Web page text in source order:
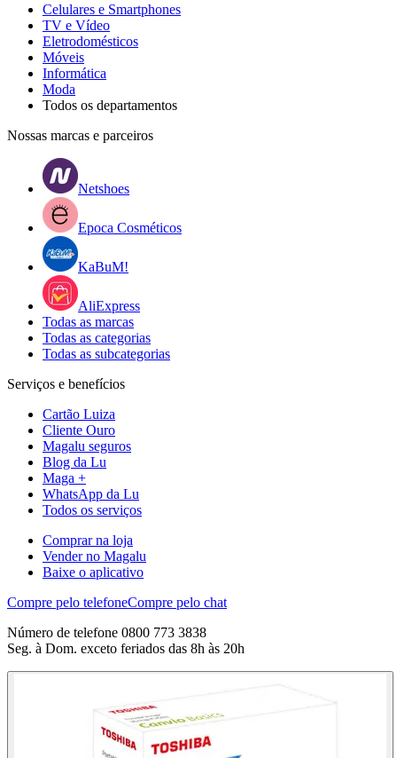
Celulares e Smartphones
TV e Vídeo
Eletrodomésticos
Móveis
Informática
Moda
Todos os departamentos
Nossas marcas e parceiros
Netshoes
Epoca Cosméticos
KaBuM!
AliExpress
Todas as marcas
Todas as categorias
Todas as subcategorias
Serviços e benefícios
Cartão Luiza
Cliente Ouro
Magalu seguros
Blog da Lu
Maga +
WhatsApp da Lu
Todos os serviços
Comprar na loja
Vender no Magalu
Baixe o aplicativo
Compre pelo telefoneCompre pelo chat
Número de telefone 0800 773 3838
Seg. à Dom. exceto feriados das 8h às 20h